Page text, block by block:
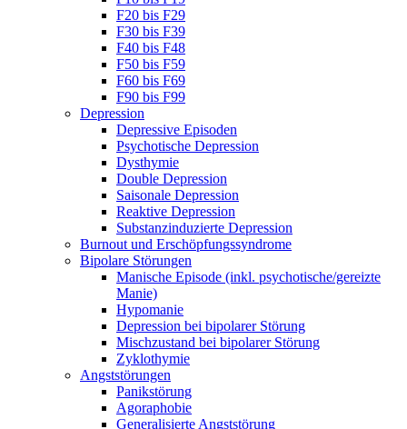
F20 bis F29
F30 bis F39
F40 bis F48
F50 bis F59
F60 bis F69
F90 bis F99
Depression
Depressive Episoden
Psychotische Depression
Dysthymie
Double Depression
Saisonale Depression
Reaktive Depression
Substanzinduzierte Depression
Burnout und Erschöpfungssyndrome
Bipolare Störungen
Manische Episode (inkl. psychotische/gereizte
Manie)
Hypomanie
Depression bei bipolarer Störung
Mischzustand bei bipolarer Störung
Zyklothymie
Angststörungen
Panikstörung
Agoraphobie
Generalisierte Angststörung